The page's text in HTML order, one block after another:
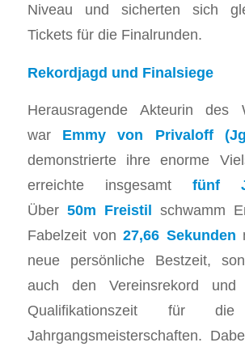
Niveau und sicherten sich
Tickets für die Finalrunden.
Rekordjagd und Finalsiege
​Herausragende Akteurin des
war Emmy von Privaloff
demonstrierte ihre enorme
erreichte insgesamtfünf
Über 50m Freistil schwamm
Fabelzeit von27,66 Sekunden
neue persönliche Bestzeit,
auch den Vereinsrekord
Qualifikationszeit für die
Jahrgangsmeisterschaften.